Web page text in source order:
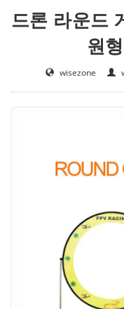
드론 라운드
원
wisezone